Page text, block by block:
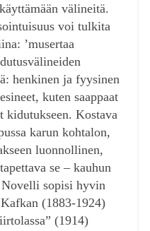
välineitä.
voi tulkita
’musertaa
henkinen ja fyysinen
kuten saappaat
kidutukseen. Kostava
karun kohtalon,
luonnollinen,
se – kauhun
sopisi hyvin
(1883-1924)
(1914)